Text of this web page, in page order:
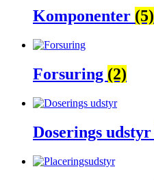
Komponenter (5)
Forsuring (2)
Doserings udstyr